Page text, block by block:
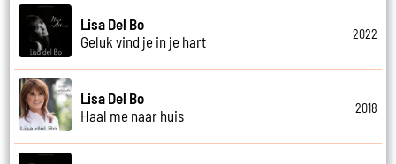
Lisa Del Bo
Geluk vind je in je hart
2022
Lisa Del Bo
Haal me naar huis
2018